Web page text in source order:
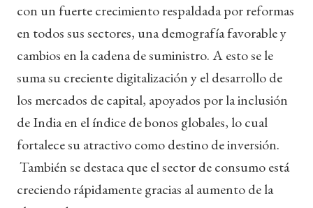
con un fuerte crecimiento respaldada por reformas
en todos sus sectores, una demografía favorable y
cambios en la cadena de suministro. A esto se le
suma su creciente digitalización y el desarrollo de
los mercados de capital, apoyados por la inclusión
de India en el índice de bonos globales, lo cual
fortalece su atractivo como destino de inversión.
También se destaca que el sector de consumo está
creciendo rápidamente gracias al aumento de la